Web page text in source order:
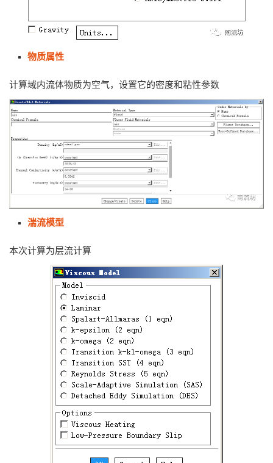
物质属性
计算域内流体物质为空气，设置它的密度和粘性参数
湍流模型
本次计算为层流计算